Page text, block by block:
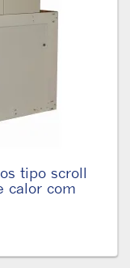
tipo scroll
calor com